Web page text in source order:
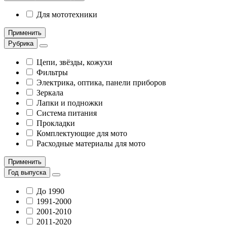
Для мототехники
Применить
Рубрика
Цепи, звёзды, кожухи
Фильтры
Электрика, оптика, панели приборов
Зеркала
Лапки и подножки
Система питания
Прокладки
Комплектующие для мото
Расходные материалы для мото
Применить
Год выпуска
До 1990
1991-2000
2001-2010
2011-2020